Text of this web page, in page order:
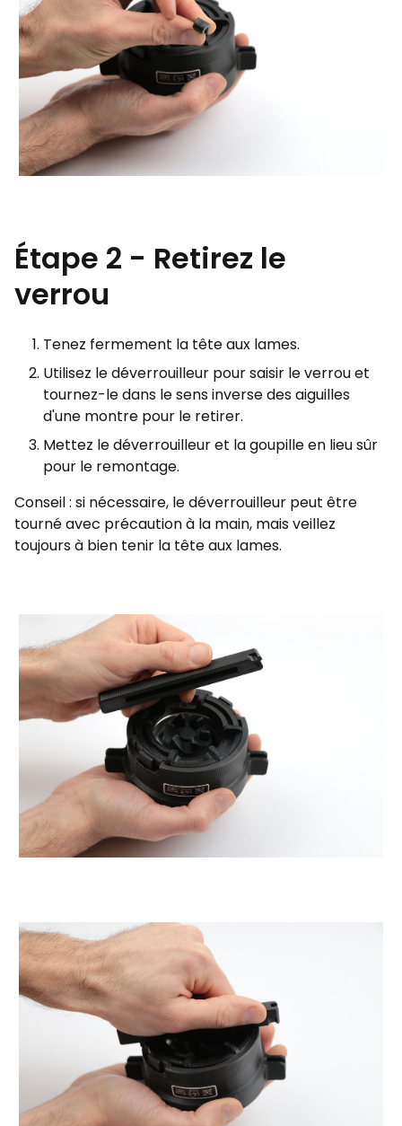
Étape 2 - Retirez le
verrou
Tenez fermement la tête aux lames.
Utilisez le déverrouilleur pour saisir le verrou et
tournez-le dans le sens inverse des aiguilles
d'une montre pour le retirer.
Mettez le déverrouilleur et la goupille en lieu sûr
pour le remontage.
Conseil : si nécessaire, le déverrouilleur peut être
tourné avec précaution à la main, mais veillez
toujours à bien tenir la tête aux lames.